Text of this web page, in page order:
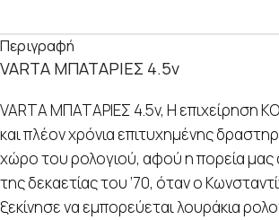
Περιγραφή
VARTA ΜΠΑΤΑΡΙΕΣ 4.5v
VARTA ΜΠΑΤΑΡΙΕΣ 4.5v, Η επιχείρηση
και πλέον χρόνια επιτυχημένης
χώρο του ρολογιού, αφού η πορεία μας
της δεκαετίας του ’70, όταν ο
ξεκίνησε να εμπορεύεται λουράκια